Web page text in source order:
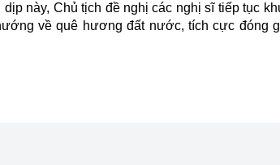
này, Chủ tịch đề nghị các nghị sĩ tiếp tục
về quê hương đất nước, tích cực đóng